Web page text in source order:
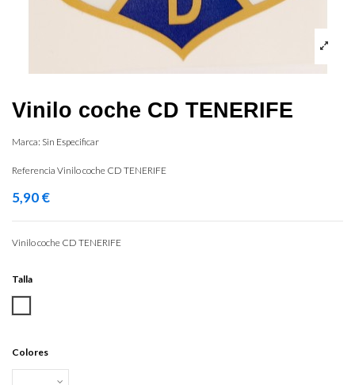
Vinilo coche CD TENERIFE
Marca: Sin Especificar
Referencia Vinilo coche CD TENERIFE
5,90 €
Vinilo coche CD TENERIFE
Talla
Colores